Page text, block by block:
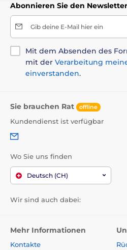
Abonnieren Sie den Newsletter
Gib deine E-Mail hier ein
Mit dem Absenden des
mit der Verarbeitung
einverstanden.
Sie brauchen Rat offline
Kundendienst ist verfügbar
Wo Sie uns finden
Deutsch (CH)
Wir sind auch dabei:
Mehr Informationen
Kontakte